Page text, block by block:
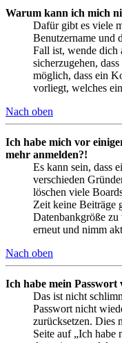
Warum kann ich mich
Dafür gibt es viele
Benutzername und
Fall ist, wende dich
sicherzugehen,
möglich, dass ein
vorliegt, welches
Nach oben
Ich habe mich vor
mehr anmelden?!
Es kann sein, dass
verschieden
löschen viele
Zeit keine Beiträge
Datenbankgröße
erneut und nimm
Nach oben
Ich habe mein Passwort
Das ist nicht
Passwort nicht
zurücksetzen. Dies
Seite auf „Ich habe